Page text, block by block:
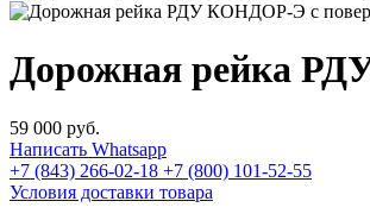
Дорожная рейка
59 000 руб.
Написать Whatsapp
+7 (843) 266-02-18 +7 (800) 101-52-55
Условия доставки товара